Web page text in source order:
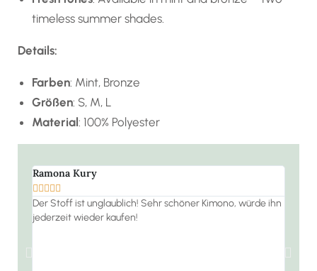
timeless summer shades.
Details:
Farben: Mint, Bronze
Größen: S, M, L
Material: 100% Polyester
Ramona Kury
    
Der Stoff ist unglaublich! Sehr schöner Kimono, würde ihn
jederzeit wieder kaufen!